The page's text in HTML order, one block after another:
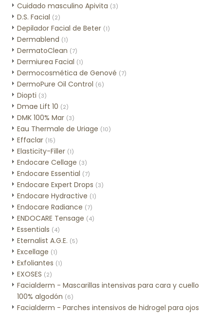
Cuidado masculino Apivita (3)
D.S. Facial (2)
Depilador Facial de Beter (1)
Dermablend (1)
DermatoClean (7)
Dermiurea Facial (1)
Dermocosmética de Genové (7)
DermoPure Oil Control (6)
Diopti (3)
Dmae Lift 10 (2)
DMK 100% Mar (3)
Eau Thermale de Uriage (10)
Effaclar (15)
Elasticity-Filler (1)
Endocare Cellage (3)
Endocare Essential (7)
Endocare Expert Drops (3)
Endocare Hydractive (1)
Endocare Radiance (7)
ENDOCARE Tensage (4)
Essentials (4)
Eternalist A.G.E. (5)
Excellage (1)
Exfoliantes (1)
EXOSES (2)
Facialderm - Mascarillas intensivas para cara y cuello
100% algodón (6)
Facialderm - Parches intensivos de hidrogel para ojos